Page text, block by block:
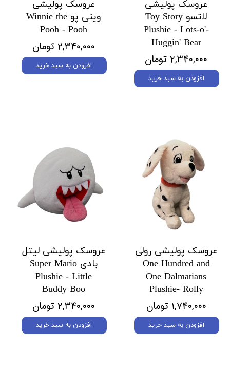
عروسک پولیشی
لاتسو Toy Story
Plushie - Lots-o'-
Huggin' Bear
۲,۳۴۰,۰۰۰ تومان
افزودن به سبد خرید
عروسک پولیشی
وینی پو Winnie the
Pooh - Pooh
۲,۳۴۰,۰۰۰ تومان
افزودن به سبد خرید
عروسک پولیشی رولی
One Hundred and
One Dalmatians
Plushie- Rolly
۱,۷۴۰,۰۰۰ تومان
افزودن به سبد خرید
عروسک پولیشی لیتل
بادی Super Mario
Plushie - Little
Buddy Boo
۲,۳۴۰,۰۰۰ تومان
افزودن به سبد خرید